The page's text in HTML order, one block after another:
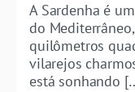
A Sardenha é
do
quilômetros
vilarejos
está sonhando